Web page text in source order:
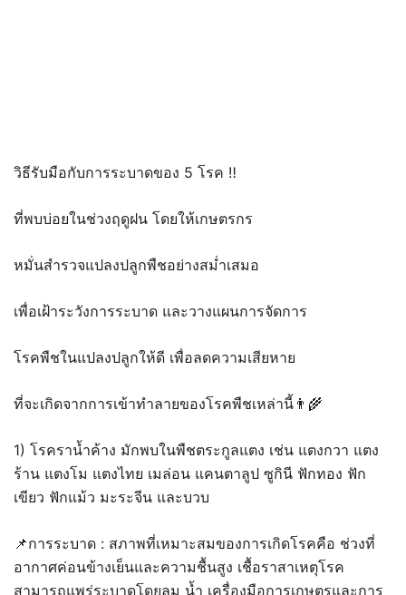
วิธีรับมือกับการระบาดของ 5 โรค ‼
ที่พบบ่อยในช่วงฤดูฝน โดยให้เกษตรกร
หมั่นสำรวจแปลงปลูกพืชอย่างสม่ำเสมอ
เพื่อเฝ้าระวังการระบาด และวางแผนการจัดการ
โรคพืชในแปลงปลูกให้ดี เพื่อลดความเสียหาย
ที่จะเกิดจากการเข้าทำลายของโรคพืชเหล่านี้👨‍🌾
1) โรคราน้ำค้าง มักพบในพืชตระกูลแตง เช่น แตงกวา แตง
ร้าน แตงโม แตงไทย เมล่อน แคนตาลูป ซูกินี ฟักทอง ฟัก
เขียว ฟักแม้ว มะระจีน และบวบ
📌การระบาด : สภาพที่เหมาะสมของการเกิดโรคคือ ช่วงที่
อากาศค่อนข้างเย็นและความชื้นสูง เชื้อราสาเหตุโรค
สามารถแพร่ระบาดโดยลม น้ำ เครื่องมือการเกษตรและการ